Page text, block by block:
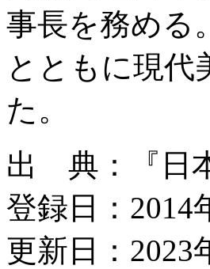
事長を務める
とともに現代
た。
出 典：『日
登録日：2014
更新日：2023